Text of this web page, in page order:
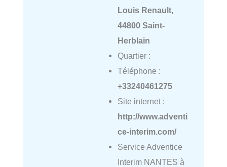
Louis Renault,
44800 Saint-
Herblain
Quartier :
Téléphone :
+33240461275
Site internet :
http://www.adventi
ce-interim.com/
Service Adventice
Interim NANTES à